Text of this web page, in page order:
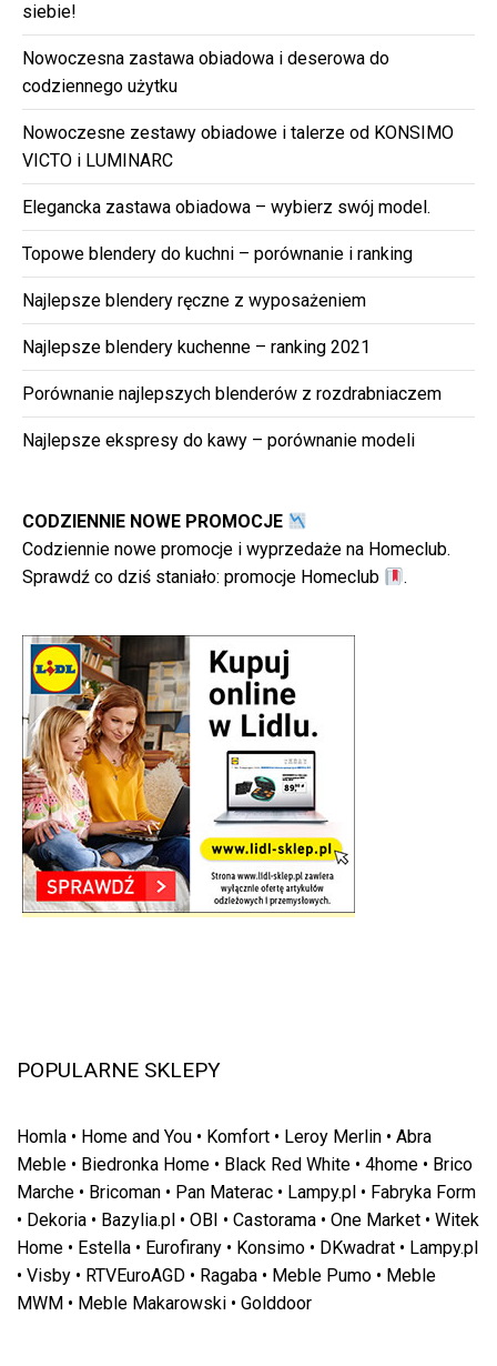
siebie!
Nowoczesna zastawa obiadowa i deserowa do
codziennego użytku
Nowoczesne zestawy obiadowe i talerze od KONSIMO
VICTO i LUMINARC
Elegancka zastawa obiadowa – wybierz swój model.
Topowe blendery do kuchni – porównanie i ranking
Najlepsze blendery ręczne z wyposażeniem
Najlepsze blendery kuchenne – ranking 2021
Porównanie najlepszych blenderów z rozdrabniaczem
Najlepsze ekspresy do kawy – porównanie modeli
CODZIENNIE NOWE PROMOCJE
Codziennie nowe promocje i wyprzedaże na Homeclub.
Sprawdź co dziś staniało: promocje Homeclub .
POPULARNE SKLEPY
Homla • Home and You • Komfort • Leroy Merlin • Abra
Meble • Biedronka Home • Black Red White • 4home • Brico
Marche • Bricoman • Pan Materac • Lampy.pl • Fabryka Form
• Dekoria • Bazylia.pl • OBI • Castorama • One Market • Witek
Home • Estella • Eurofirany • Konsimo • DKwadrat • Lampy.pl
• Visby • RTVEuroAGD • Ragaba • Meble Pumo • Meble
MWM • Meble Makarowski • Golddoor